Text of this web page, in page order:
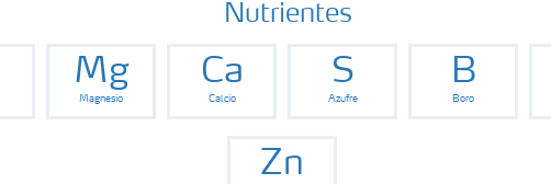
Nutrientes
Mg
Magnesio
Ca
Calcio
S
Azufre
B
Boro
Zn